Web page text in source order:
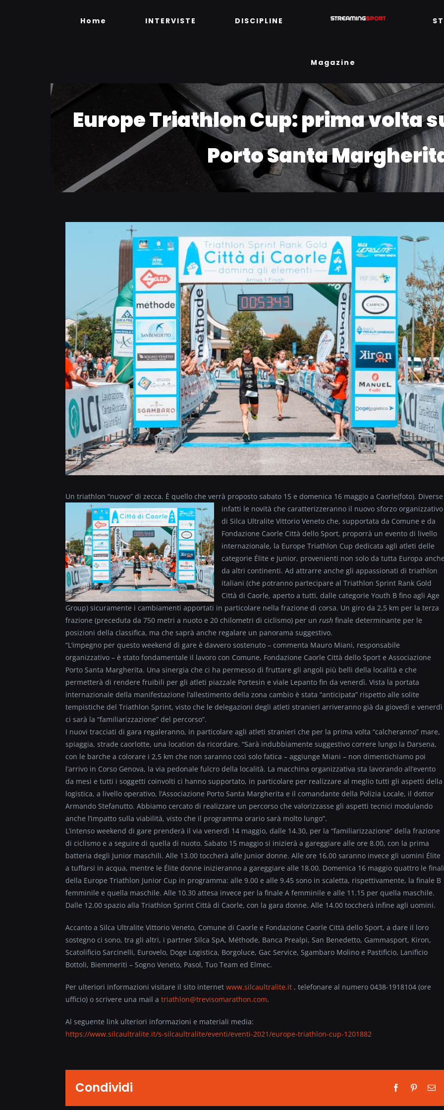
Home INTERVISTE DISCIPLINE
Magazine
Europe Triathlon Cup: prima volta
Porto Santa
Un triathlon “nuovo” di zecca. È quello che verrà proposto sabato 15 e domenica 16 maggio a Caorle(foto). Diverse
infatti le novità che caratterizzeranno il nuovo sforzo organizzativo
di Silca Ultralite Vittorio Veneto che, supportata da Comune e da
Fondazione Caorle Città dello Sport, proporrà un evento di livello
internazionale, la Europe Triathlon Cup dedicata agli atleti delle
categorie Élite e Junior, provenienti non solo da tutta Europa
da altri continenti. Ad attrarre anche gli appassionati di triathlon
italiani (che potranno partecipare al Triathlon Sprint Rank Gold
Città di Caorle, aperto a tutti, dalle categorie Youth B fino agli Age
Group) sicuramente i cambiamenti apportati in particolare nella frazione di corsa. Un giro da 2,5 km per la terza
frazione (preceduta da 750 metri a nuoto e 20 chilometri di ciclismo) per un rush finale determinante per le
posizioni della classifica, ma che saprà anche regalare un panorama suggestivo.
“L’impegno per questo weekend di gare è davvero sostenuto – commenta Mauro Miani, responsabile
organizzativo – è stato fondamentale il lavoro con Comune, Fondazione Caorle Città dello Sport e Associazione
Porto Santa Margherita. Una sinergia che ci ha permesso di fruttare gli angoli più belli della località e che
permetterà di rendere fruibili per gli atleti piazzale Portesin e viale Lepanto fin da venerdì. Vista la portata
internazionale della manifestazione l’allestimento della zona cambio è stata “anticipata” rispetto alle solite
tempistiche del Triathlon Sprint, visto che le delegazioni degli atleti stranieri arriveranno già da giovedì e venerdì
ci sarà la “familiarizzazione” del percorso”.
I nuovi tracciati di gara regaleranno, in particolare agli atleti stranieri che per la prima volta “calcheranno” mare,
spiaggia, strade caorlotte, una location da ricordare. “Sarà indubbiamente suggestivo correre lungo la Darsena,
con le barche a colorare i 2,5 km che non saranno così solo fatica – aggiunge Miani – non dimentichiamo poi
l’arrivo in Corso Genova, la via pedonale fulcro della località. La macchina organizzativa sta lavorando all’evento
da mesi e tutti i soggetti coinvolti ci hanno supportato, in particolare per realizzare al meglio tutti gli aspetti della
logistica, a livello operativo, l’Associazione Porto Santa Margherita e il comandante della Polizia Locale, il dottor
Armando Stefanutto. Abbiamo cercato di realizzare un percorso che valorizzasse gli aspetti tecnici modulando
anche l’impatto sulla viabilità, visto che il programma orario sarà molto lungo”.
L’intenso weekend di gare prenderà il via venerdì 14 maggio, dalle 14.30, per la “familiarizzazione” della frazione
di ciclismo e a seguire di quella di nuoto. Sabato 15 maggio si inizierà a gareggiare alle ore 8.00, con la prima
batteria degli Junior maschili. Alle 13.00 toccherà alle Junior donne. Alle ore 16.00 saranno invece gli uomini Élite
a tuffarsi in acqua, mentre le Élite donne inizieranno a gareggiare alle 18.00. Domenica 16 maggio quattro le
della Europe Triathlon Junior Cup in programma: alle 9.00 e alle 9.45 sono in scaletta, rispettivamente, la finale B
femminile e quella maschile. Alle 10.30 attesa invece per la finale A femminile e alle 11.15 per quella maschile.
Dalle 12.00 spazio alla Triathlon Sprint Città di Caorle, con la gara donne. Alle 14.00 toccherà infine agli uomini.
Accanto a Silca Ultralite Vittorio Veneto, Comune di Caorle e Fondazione Caorle Città dello Sport, a dare il loro
sostegno ci sono, tra gli altri, i partner Silca SpA, Méthode, Banca Prealpi, San Benedetto, Gammasport, Kiron,
Scatolificio Sarcinelli, Eurovelo, Doge Logistica, Borgoluce, Gac Service, Sgambaro Molino e Pastificio, Lanificio
Bottoli, Biemmeriti – Sogno Veneto, Pasol, Tuo Team ed Elmec.
Per ulteriori informazioni visitare il sito internet www.silcaultralite.it , telefonare al numero 0438-1918104 (ore
ufficio) o scrivere una mail a triathlon@trevisomarathon.com.
Al seguente link ulteriori informazioni e materiali media:
https://www.silcaultralite.it/s-silcaultralite/eventi/eventi-2021/europe-triathlon-cup-1201882
Condividi Facebook
Pinterest